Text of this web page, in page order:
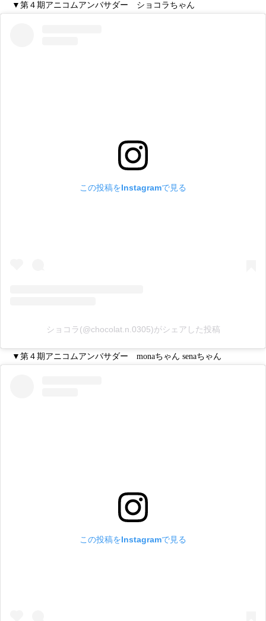
▼第４期アニコムアンバサダー ショコラちゃん
この投稿をInstagramで見る
ショコラ(@chocolat.n.0305)がシェアした投稿
▼第４期アニコムアンバサダー monaちゃん senaちゃん
この投稿をInstagramで見る